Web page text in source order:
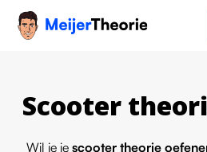
Scooter
Wil je je scooter theorie